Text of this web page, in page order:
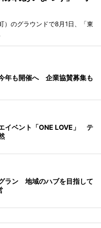
）のグラウンドで8月1日、「東
年も開催へ 企業協賛募集も
イベント「ONE LOVE」 テ
ラン 地域のハブを目指して